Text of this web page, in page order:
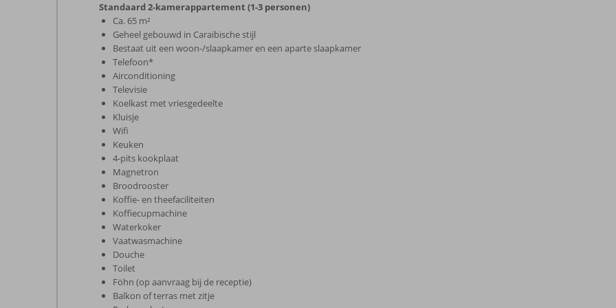
Standaard 2-kamerappartement (1-3 personen)
Ca. 65 m²
Geheel gebouwd in Caraibische stijl
Bestaat uit een woon-/slaapkamer en een aparte slaapkamer
Telefoon*
Airconditioning
Televisie
Koelkast met vriesgedeelte
Kluisje
Wifi
Keuken
4-pits kookplaat
Magnetron
Broodrooster
Koffie- en theefaciliteiten
Koffiecupmachine
Waterkoker
Vaatwasmachine
Douche
Toilet
Föhn (op aanvraag bij de receptie)
Balkon of terras met zitje